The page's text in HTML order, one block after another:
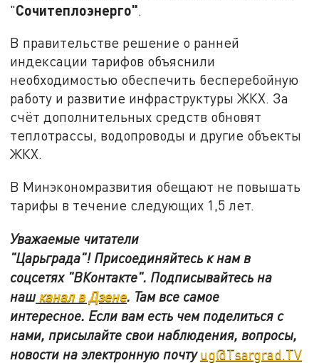
"Сочитеплоэнерго"
В правительстве решение о ранней
индексации тарифов объяснили
необходимостью обеспечить бесперебойную
работу и развитие инфраструктуры ЖКХ. За
счёт дополнительных средств обновят
теплотрассы, водопроводы и другие объекты
ЖКХ.
В Минэкономразвития обещают не повышать
тарифы в течение следующих 1,5 лет.
Уважаемые читатели
"Царьграда"! Присоединяйтесь к нам в
соцсетях "ВКонтакте". Подписывайтесь на
нашканал в Дзене. Там все самое
интересное. Если вам есть чем поделиться с
нами, присылайте свои наблюдения, вопросы,
новости на электронную почтуug@Tsargrad.TV